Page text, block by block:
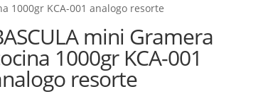
1000gr KCA-001 analogo resorte
mini Gramera
1000gr KCA-001
resorte